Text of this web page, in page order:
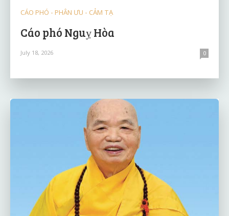
CÁO PHÓ - PHÂN ƯU - CẢM TẠ
Cáo phó Nguỵ Hòa
July 18, 2026 0